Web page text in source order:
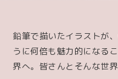
鉛筆で描いたイラストが
うに何倍も魅力的になる
界へ。皆さんとそんな世